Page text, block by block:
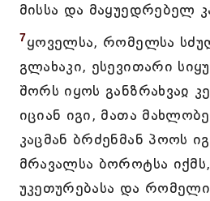
მისსა და მაყუედრებელ
7ყოველსა, რომელსა
გლახაკი, ესევითარი
შორს იყოს განზრახვაჲ
იციან იგი, მათა
კაცმან ბრძენმან პოოს
მრავალსა ბოროტსა იქმს,
უკეთურებასა და